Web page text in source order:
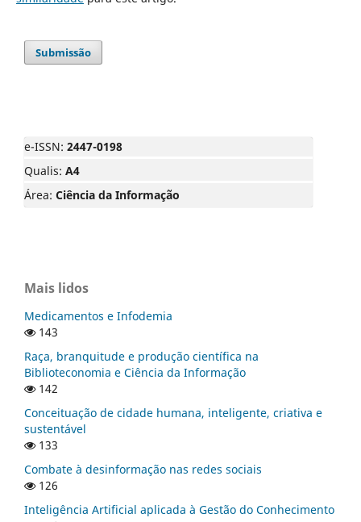
Submissão
e-ISSN: 2447-0198
Qualis: A4
Área: Ciência da Informação
Mais lidos
Medicamentos e Infodemia
143
Raça, branquitude e produção científica na
Biblioteconomia e Ciência da Informação
142
Conceituação de cidade humana, inteligente, criativa e
sustentável
133
Combate à desinformação nas redes sociais
126
Inteligência Artificial aplicada à Gestão do Conhecimento